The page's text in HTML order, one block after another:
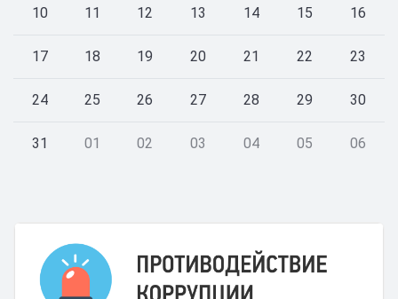
10 11 12 13 14 15 16
17 18 19 20 21 22 23
24 25 26 27 28 29 30
31 01 02 03 04 05 06